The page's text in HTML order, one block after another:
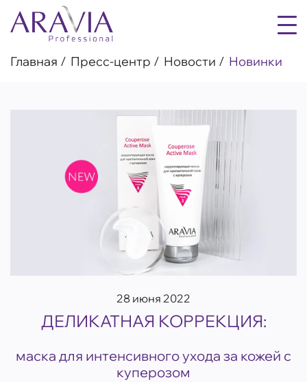
Главная Пресс-центр Новости Новинки
28 июня 2022
ДЕЛИКАТНАЯ КОРРЕКЦИЯ:
маска для интенсивного ухода за кожей с
куперозом